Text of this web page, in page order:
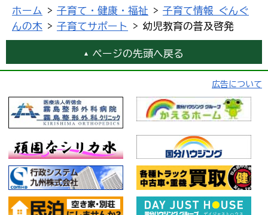
ホーム > 子育て・健康・福祉 > 子育て情報 ぐんぐ
んの木 > 子育てサポート > 幼児教育の普及啓発
ページの先頭へ戻る
広告について